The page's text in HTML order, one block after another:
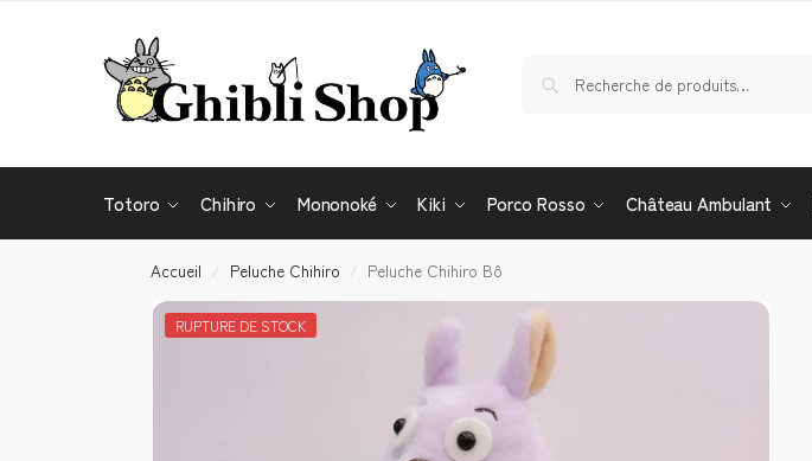
Totoro Chihiro Mononoké Kiki Porco Rosso Château Ambulant
Accueil / Peluche Chihiro / Peluche Chihiro Bô
RUPTURE DE STOCK